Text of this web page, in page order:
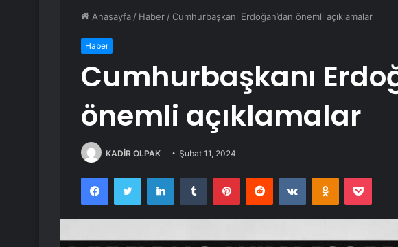
Anasayfa / Haber / Cumhurbaşkanı Erdoğan’dan önemli açıklamalar
Haber
Cumhurbaşkanı
önemli açıklamalar
KADİR OLPAK Şubat 11, 2024
FacebookTwitter LinkedInTumblr PinterestReddit VKontakteOdnoklassniki
Pocket